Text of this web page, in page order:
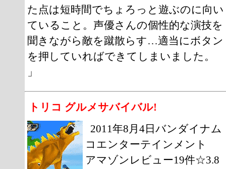
た点は短時間でちょろっと遊ぶのに向い
ていること。声優さんの個性的な演技を
聞きながら敵を蹴散らす…適当にボタン
を押していればできてしまいました。
」
トリコ グルメサバイバル!
2011年8月4日バンダイナム
コエンターテインメント
アマゾンレビュー19件☆3.8